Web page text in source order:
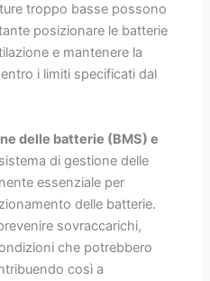
troppo basse possono
posizionare le batterie
e mantenere la
i limiti specificati dal
delle batterie (BMS) e
di gestione delle
essenziale per
delle batterie.
sovraccarichi,
che potrebbero
così a